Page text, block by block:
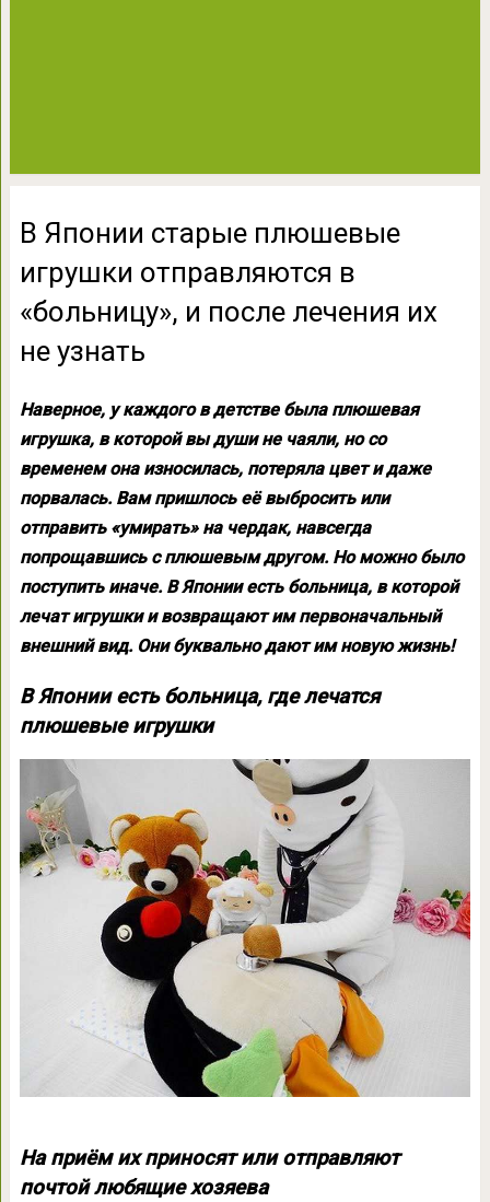
В Японии старые плюшевые
игрушки отправляются в
«больницу», и после лечения их
не узнать
Наверное, у каждого в детстве была плюшевая
игрушка, в которой вы души не чаяли, но со
временем она износилась, потеряла цвет и даже
порвалась. Вам пришлось её выбросить или
отправить «умирать» на чердак, навсегда
попрощавшись с плюшевым другом. Но можно было
поступить иначе. В Японии есть больница, в которой
лечат игрушки и возвращают им первоначальный
внешний вид. Они буквально дают им новую жизнь!
В Японии есть больница, где лечатся
плюшевые игрушки
На приём их приносят или отправляют
почтой любящие хозяева